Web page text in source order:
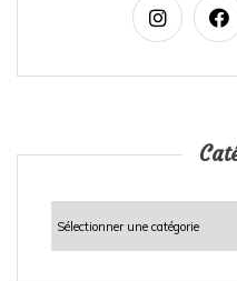
Catégories